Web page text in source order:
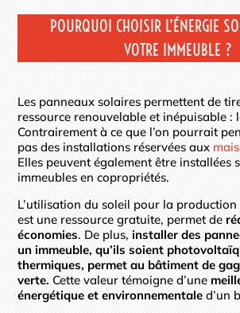
POURQUOI CHOISIR L’ÉNERGIE
VOTRE IMMEUBLE ?
Les panneaux solaires permettent de
ressource renouvelable et inépuisable :
Contrairement à ce que l’on pourrait
pas des installations réservées aux
Elles peuvent également être installées
immeubles en copropriétés.
L’utilisation du soleil pour la
est une ressource gratuite, permet de
économies. De plus,installer des
un immeuble, qu’ils soient
thermiques, permet au bâtiment de
verte. Cette valeur témoigne d’une
énergétique et environnementale d’un